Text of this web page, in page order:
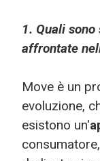
1. Quali
affrontate
Move è un
evoluzione,
esistono un'